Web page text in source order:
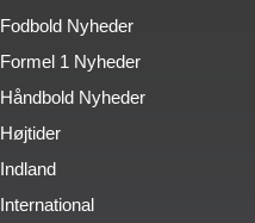
Fodbold Nyheder
Formel 1 Nyheder
Håndbold Nyheder
Højtider
Indland
International